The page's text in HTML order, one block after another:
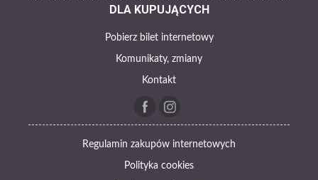
DLA KUPUJĄCYCH
Pobierz bilet internetowy
Komunikaty, zmiany
Kontakt
Regulamin zakupów internetowych
Polityka cookies